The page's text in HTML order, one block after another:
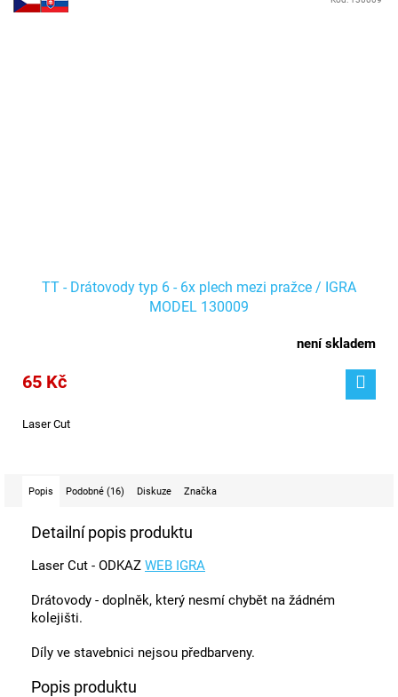
TT - Drátovody typ 6 - 6x plech mezi pražce / IGRA
MODEL 130009
není skladem
65 Kč
Laser Cut
Popis Podobné (16) Diskuze Značka
Detailní popis produktu
Laser Cut - ODKAZ WEB IGRA
Drátovody - doplněk, který nesmí chybět na žádném
kolejišti.
Díly ve stavebnici nejsou předbarveny.
Popis produktu